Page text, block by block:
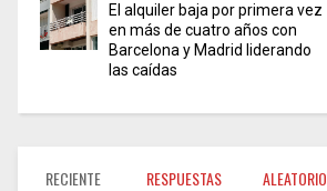
El alquiler baja por primera vez
en más de cuatro años con
Barcelona y Madrid liderando
las caídas
RECIENTE RESPUESTAS ALEATORIO